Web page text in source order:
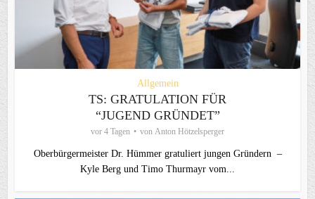
Allgemein
TS: GRATULATION FÜR
“JUGEND GRÜNDET”
vor 4 Tagen von Anton Hötzelsperger
Oberbürgermeister Dr. Hümmer gratuliert jungen Gründern –
Kyle Berg und Timo Thurmayr vom...